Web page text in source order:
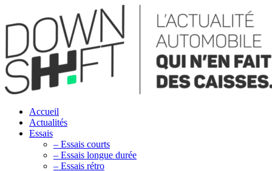
Accueil
Actualités
Essais
– Essais courts
– Essais longue durée
– Essais rétro